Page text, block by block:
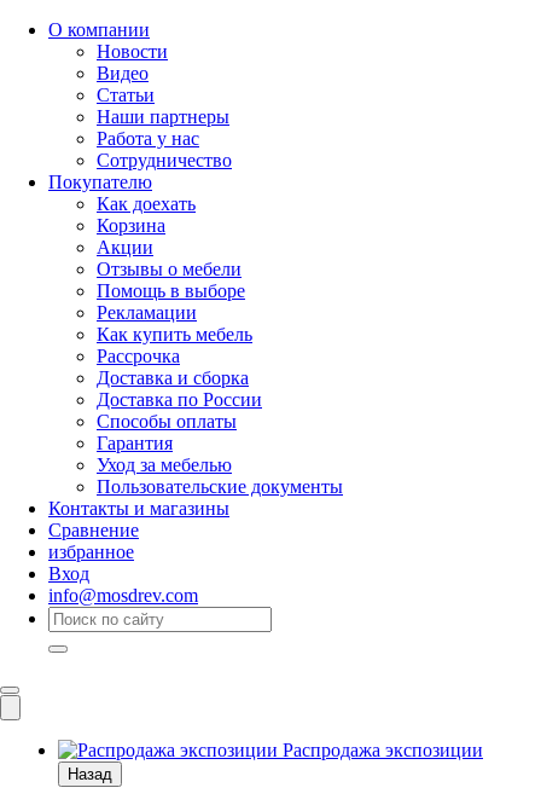
О компании
Новости
Видео
Статьи
Наши партнеры
Работа у нас
Сотрудничество
Покупателю
Как доехать
Корзина
Акции
Отзывы о мебели
Помощь в выборе
Рекламации
Как купить мебель
Рассрочка
Доставка и сборка
Доставка по России
Способы оплаты
Гарантия
Уход за мебелью
Пользовательские документы
Контакты и магазины
Сравнение
избранное
Вход
info@mosdrev.com
Распродажа экспозиции
Назад